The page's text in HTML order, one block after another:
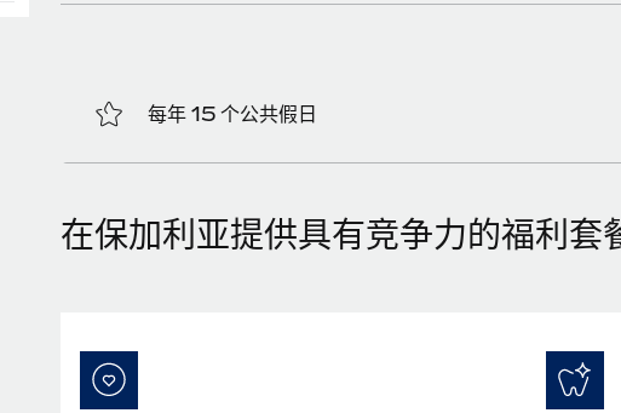
每年 15 个公共假日
在保加利亚提供具有竞争力的福利套